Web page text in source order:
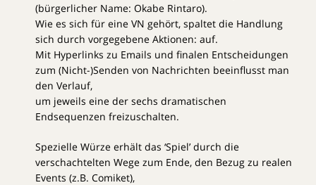
(bürgerlicher Name: Okabe Rintaro).
Wie es sich für eine VN gehört, spaltet die Handlung
sich durch vorgegebene Aktionen: auf.
Mit Hyperlinks zu Emails und finalen Entscheidungen
zum (Nicht-)Senden von Nachrichten beeinflusst man
den Verlauf,
um jeweils eine der sechs dramatischen
Endsequenzen freizuschalten.
Spezielle Würze erhält das ‘Spiel’ durch die
verschachtelten Wege zum Ende, den Bezug zu realen
Events (z.B. Comiket),